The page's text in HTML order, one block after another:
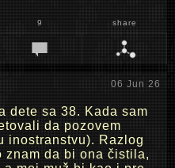
9 share
06 Jun 26
dete sa 38. Kada sam
da pozovem
inostranstvu). Razlog
znam da bi ona čistila,